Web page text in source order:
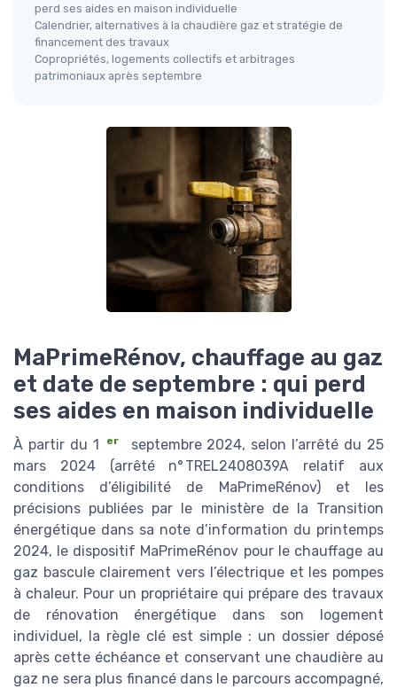
perd ses aides en maison individuelle
Calendrier, alternatives à la chaudière gaz et stratégie de
financement des travaux
Copropriétés, logements collectifs et arbitrages
patrimoniaux après septembre
MaPrimeRénov, chauffage au gaz
et date de septembre : qui perd
ses aides en maison individuelle
À partir du 1 er
septembre 2024, selon l’arrêté du 25
mars 2024 (arrêté n° TREL2408039A relatif aux
conditions d’éligibilité de MaPrimeRénov) et les
précisions publiées par le ministère de la Transition
énergétique dans sa note d’information du printemps
2024, le dispositif MaPrimeRénov pour le chauffage au
gaz bascule clairement vers l’électrique et les pompes
à chaleur. Pour un propriétaire qui prépare des travaux
de rénovation énergétique dans son logement
individuel, la règle clé est simple : un dossier déposé
après cette échéance et conservant une chaudière au
gaz ne sera plus financé dans le parcours accompagné,